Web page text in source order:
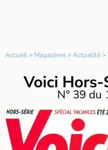
Accueil> Magazines>Actualité>
Voici Hors-
N° 39 du